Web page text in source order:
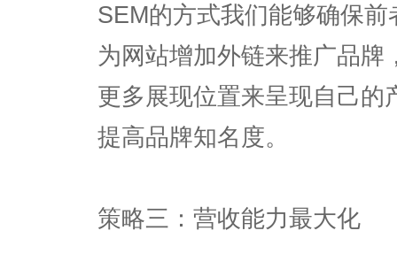
SEM的方式我们能够确保
为网站增加外链来推广品
更多展现位置来呈现自己的
提高品牌知名度。
策略三：营收能力最大化